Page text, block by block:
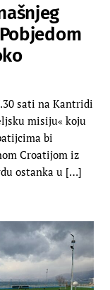
sati na Kantridi
misiju« koju
bi
Croatijom iz
ostanka u […]